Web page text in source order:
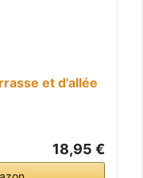
et d'allée
18,95 €